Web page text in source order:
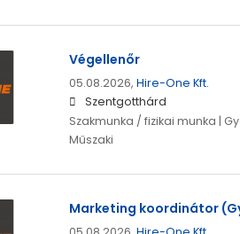
Végellenőr
05.08.2026, Hire-One Kft.
Szentgotthárd
Szakmunka / fizikai munka |
Műszaki
Marketing koordinátor